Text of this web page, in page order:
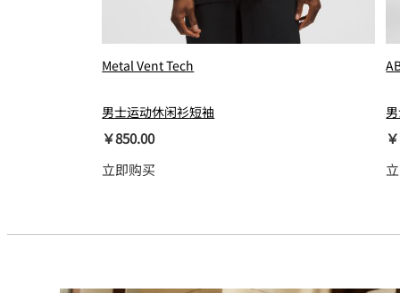
Metal Vent Tech
男士运动休闲衫短袖
￥850.00
立即购买